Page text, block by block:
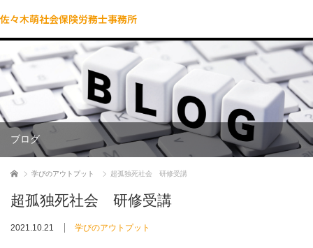
佐々木萌社会保険労務士事務所
ブログ
ホーム 学びのアウトプット 超孤独死社会 研修受講
超孤独死社会 研修受講
2021.10.21 学びのアウトプット